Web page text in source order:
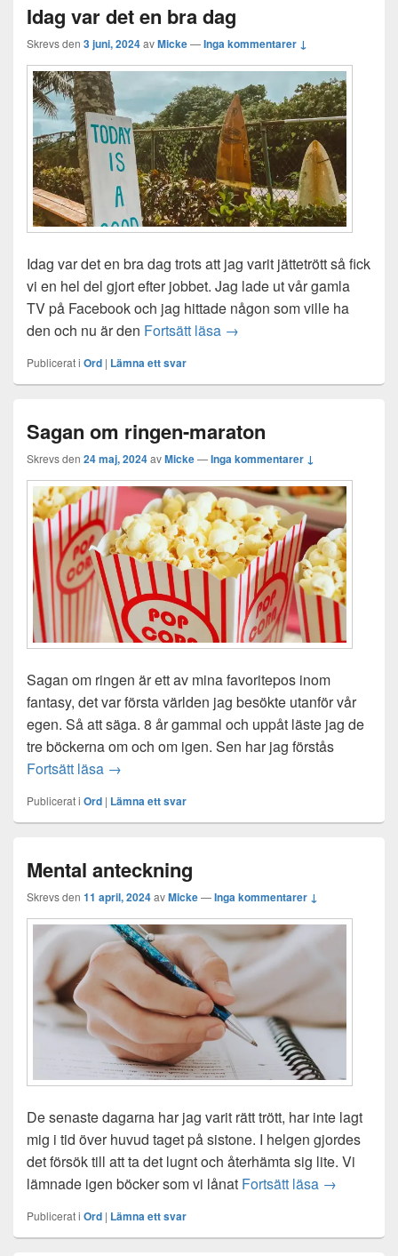
Idag var det en bra dag
Skrevs den 3 juni, 2024avMicke—Inga kommentarer ↓
Idag var det en bra dag trots att jag varit jättetrött så fick
vi en hel del gjort efter jobbet. Jag lade ut vår gamla
TV på Facebook och jag hittade någon som ville ha
den och nu är den Fortsätt läsa Idag var det en bra dag
→
Publicerat i Ord | Lämna ett svar
Sagan om ringen-maraton
Skrevs den 24 maj, 2024avMicke—Inga kommentarer ↓
Sagan om ringen är ett av mina favoritepos inom
fantasy, det var första världen jag besökte utanför vår
egen. Så att säga. 8 år gammal och uppåt läste jag de
tre böckerna om och om igen. Sen har jag förstås
Fortsätt läsa Sagan om ringen-maraton
→
Publicerat i Ord | Lämna ett svar
Mental anteckning
Skrevs den 11 april, 2024avMicke—Inga kommentarer ↓
De senaste dagarna har jag varit rätt trött, har inte lagt
mig i tid över huvud taget på sistone. I helgen gjordes
det försök till att ta det lugnt och återhämta sig lite. Vi
lämnade igen böcker som vi lånat Fortsätt läsa Mental
→
Publicerat i Ord | Lämna ett svar